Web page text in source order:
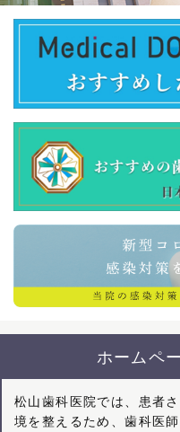
ホームペ
松山歯科医院では、患者
境を整えるため、歯科医